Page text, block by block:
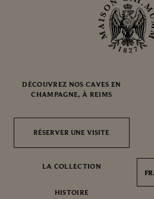
DÉCOUVREZ NOS CAVES EN
CHAMPAGNE, À REIMS
RÉSERVER UNE VISITE
RÉSERVER UNE VISITE
LA COLLECTION
HISTOIRE